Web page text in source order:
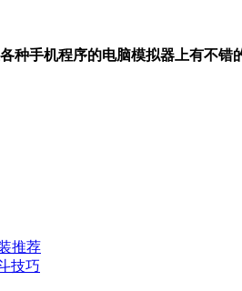
种手机程序的电脑模拟器上有不错
推荐
技巧